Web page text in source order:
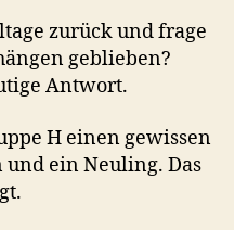
zurück und frage
geblieben?
Antwort.
H einen gewissen
und ein Neuling. Das